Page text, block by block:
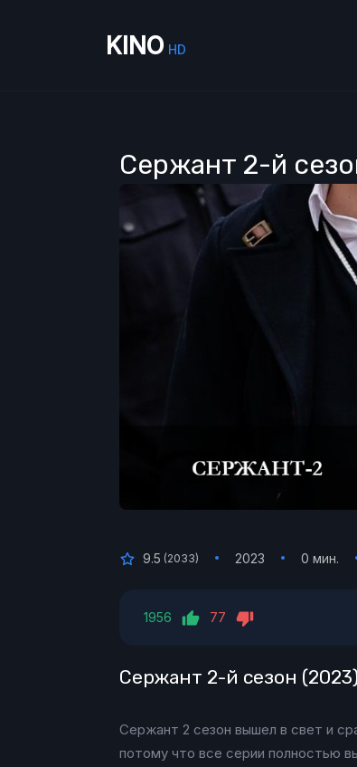
KINO HD
Сержант 2-й
9.5 (2033) 2023 0 мин.
1956 77
Сержант 2-й сезон
Сержант 2 сезон вышел в свет и
потому что все серии полностью